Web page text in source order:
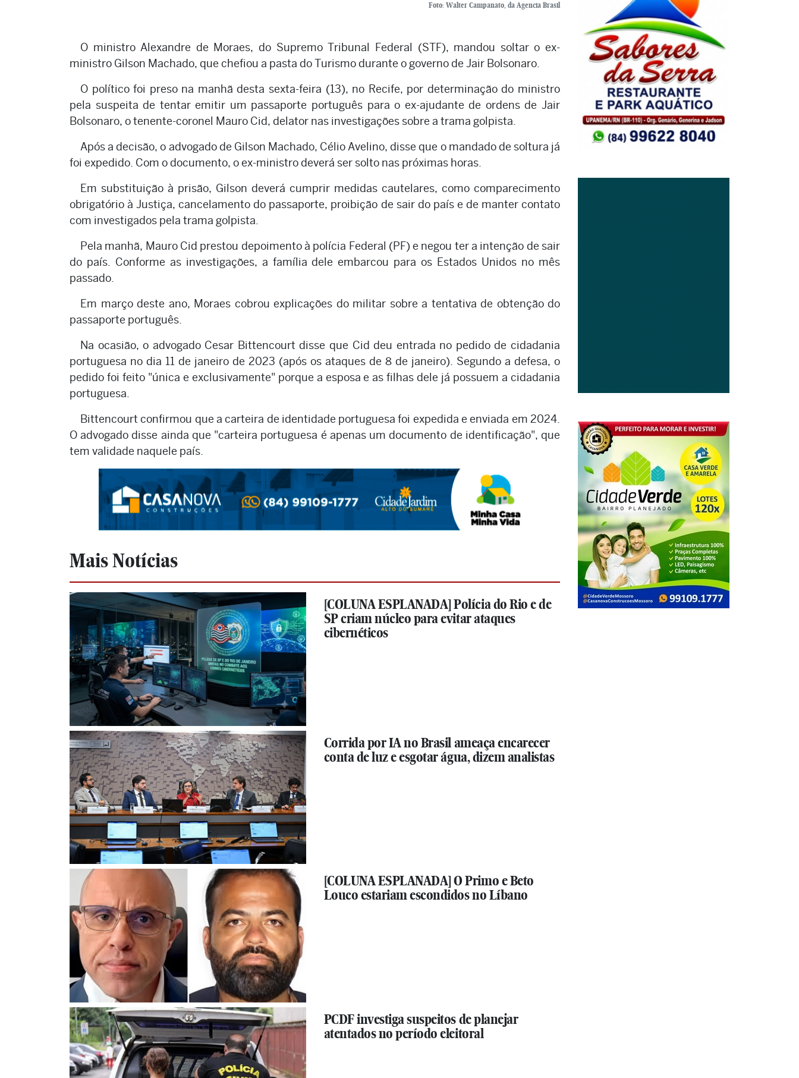
Foto: Walter Campanato, da Agencia Brasil
O ministro Alexandre de Moraes, do Supremo Tribunal Federal (STF), mandou soltar o ex-
ministro Gilson Machado, que chefiou a pasta do Turismo durante o governo de Jair Bolsonaro.
O político foi preso na manhã desta sexta-feira (13), no Recife, por determinação do ministro
pela suspeita de tentar emitir um passaporte português para o ex-ajudante de ordens de Jair
Bolsonaro, o tenente-coronel Mauro Cid, delator nas investigações sobre a trama golpista.
Após a decisão, o advogado de Gilson Machado, Célio Avelino, disse que o mandado de soltura já
foi expedido. Com o documento, o ex-ministro deverá ser solto nas próximas horas.
Em substituição à prisão, Gilson deverá cumprir medidas cautelares, como comparecimento
obrigatório à Justiça, cancelamento do passaporte, proibição de sair do país e de manter contato
com investigados pela trama golpista.
Pela manhã, Mauro Cid prestou depoimento à polícia Federal (PF) e negou ter a intenção de sair
do país. Conforme as investigações, a família dele embarcou para os Estados Unidos no mês
passado.
Em março deste ano, Moraes cobrou explicações do militar sobre a tentativa de obtenção do
passaporte português.
Na ocasião, o advogado Cesar Bittencourt disse que Cid deu entrada no pedido de cidadania
portuguesa no dia 11 de janeiro de 2023 (após os ataques de 8 de janeiro). Segundo a defesa, o
pedido foi feito "única e exclusivamente" porque a esposa e as filhas dele já possuem a cidadania
portuguesa.
Bittencourt confirmou que a carteira de identidade portuguesa foi expedida e enviada em 2024.
O advogado disse ainda que "carteira portuguesa é apenas um documento de identificação", que
tem validade naquele país.
Mais Notícias
[COLUNA ESPLANADA] Polícia do Rio e de
SP criam núcleo para evitar ataques
cibernéticos
Corrida por IA no Brasil ameaça encarecer
conta de luz e esgotar água, dizem analistas
[COLUNA ESPLANADA] O Primo e Beto
Louco estariam escondidos no Líbano
PCDF investiga suspeitos de planejar
atentados no período eleitoral